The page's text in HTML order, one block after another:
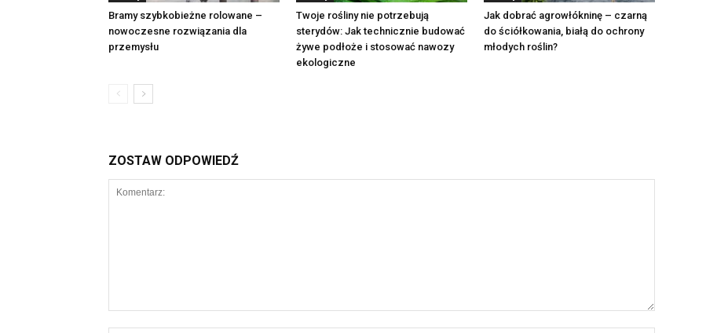
Bramy szybkobieżne rolowane –
nowoczesne rozwiązania dla
przemysłu
Twoje rośliny nie potrzebują
sterydów: Jak technicznie budować
żywe podłoże i stosować nawozy
ekologiczne
Jak dobrać agrowłókninę – czarną
do ściółkowania, białą do ochrony
młodych roślin?
ZOSTAW ODPOWIEDŹ